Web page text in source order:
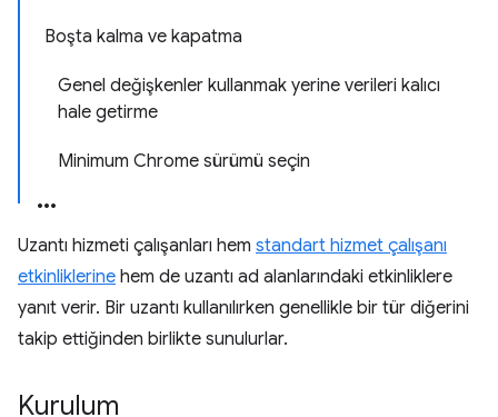
Boşta kalma ve kapatma
Genel değişkenler kullanmak yerine verileri kalıcı
hale getirme
Minimum Chrome sürümü seçin
Uzantı hizmeti çalışanları hem standart hizmet çalışanı
etkinliklerine hem de uzantı ad alanlarındaki etkinliklere
yanıt verir. Bir uzantı kullanılırken genellikle bir tür diğerini
takip ettiğinden birlikte sunulurlar.
Kurulum